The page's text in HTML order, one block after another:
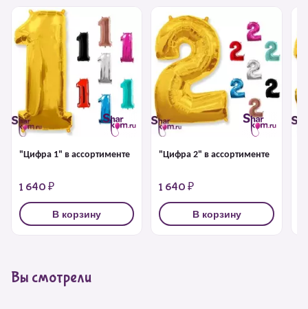
"Цифра 1" в ассортименте
1 640 ₽
В корзину
"Цифра 2" в ассортименте
1 640 ₽
В корзину
Вы смотрели